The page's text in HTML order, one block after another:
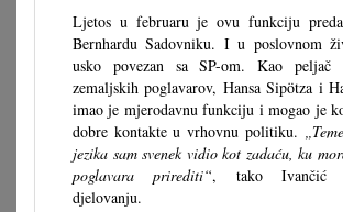
Ljetos u februaru je ovu funkciju
Bernhardu Sadovniku. I u poslovnom
usko povezan sa SP-om. Kao peljač
zemaljskih poglavarov, Hansa Sipötza i
imao je mjerodavnu funkciju i mogao je
dobre kontakte u vrhovnu politiku.
jezika sam svenek vidio kot zadaću, ku
poglavara prirediti“, tako Ivančić
djelovanju.